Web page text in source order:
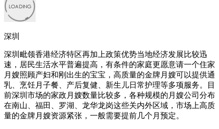
深圳
深圳毗领香港经济特区再加上政策优势当地经济发展比较迅
速，居民生活水平普遍提高，有条件的家庭更愿意请一个住家
月嫂照顾产妇和刚出生的宝宝，高质量的金牌月嫂可以提供通
乳、烹饪月子餐、产后复健、新生儿日常护理等多项服务。目
前深圳市场的家政月嫂数量比较多，各种规模的月嫂公司分布
在南山、福田、罗湖、龙华龙岗这些关内外区域，市场上高质
量的金牌月嫂资源紧张，一般需要提前几个月预定。